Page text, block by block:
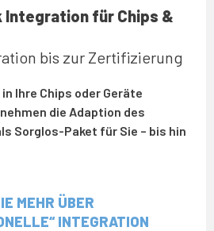
Integration für Chips &
bis zur Zertifizierung
in Ihre Chips oder Geräte
die Adaption des
Sorglos-Paket für Sie – bis hin
MEHR ÜBER
INTEGRATION